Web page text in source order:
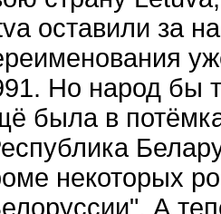
оставили за
Но народ бы
была в
некоторых
А